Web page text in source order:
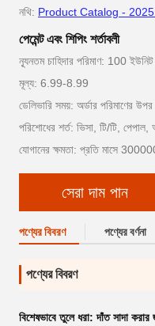
নথি: Product Catalog -
পেমেন্ট এবং শিপিং শর্তাবলী
ন্যূনতম চাহিদার পরিমাণ: 100 ইউনিট
মূল্য: 6.99-8.99
ডেলিভারি সময়: অর্ডার পরিমাণের
পরিশোধের শর্ত: ভিসা, টি/টি,
যোগানের ক্ষমতা: প্রতি মাসে
সেরা দাম পান
পণ্যের বিবরণ পণ্যের বর্ণনা
পণ্যের বিবরণ
বিশেষভাবে তুলে ধরা:দাঁত সাদা করার